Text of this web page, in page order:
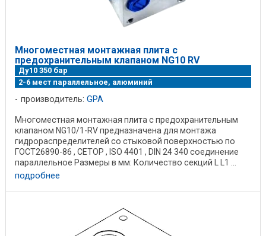
Многоместная монтажная плита с
предохранительным клапаном NG10 RV
Ду10 350 бар
2-6 мест параллельное, алюминий
производитель: GPA
Многоместная монтажная плита с предохранительным
клапаном NG10/1-RV предназначена для монтажа
гидрораспределителей со стыковой поверхностью по
ГОСТ26890-86 , CETOP , ISO 4401 , DIN 24 340 соединение
параллельное Размеры в мм: Количество секций L L1 ...
подробнее